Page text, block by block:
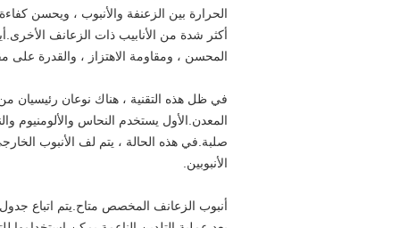
الحرارة بين الزعنفة والأنبوب ، ويحسن
أكثر شدة من الأنابيب ذات الزعانف
المحسن ، ومقاومة الاهتزاز ، والقدرة على
في ظل هذه التقنية ، هناك نوعان رئيسيان من
المعدن.الأول يستخدم النحاس
صلبة.في هذه الحالة ، يتم لف الأنبوب
الأنبوبين.
أنبوب الزعانف المخصص متاح.يتم اتباع